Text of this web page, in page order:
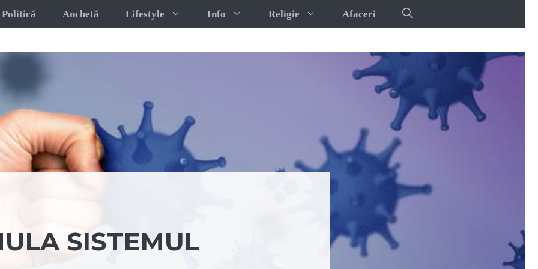
Politică Anchetă Lifestyle Info Religie Afaceri
SISTEMUL